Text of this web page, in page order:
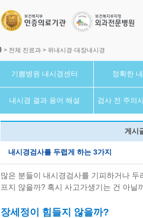
> 전체 진료과 > 위내시경·대장내시경
기쁨병원 내시경센터 정확한
내시경 결과 용어 해설 검사 전 주의
게시
내시경검사를 두렵게 하는 3가지
많은 분들이 내시경검사를 기피하거나
프지 않을까? 혹시 사고가생기는 건 아닐
장세정이 힘들지 않을까?